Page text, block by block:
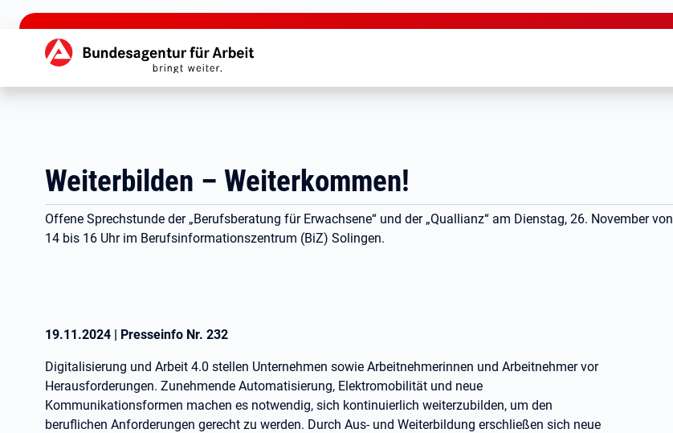
zu den Hauptinhalten springen
Hauptnavigation
Weiterbilden – Weiterkommen!
Offene Sprechstunde der „Berufsberatung für Erwachsene“ und der „Quallianz“ am Dienstag, 26. November von
14 bis 16 Uhr im Berufsinformationszentrum (BiZ) Solingen.
19.11.2024 | Presseinfo Nr. 232
Digitalisierung und Arbeit 4.0 stellen Unternehmen sowie Arbeitnehmerinnen und Arbeitnehmer vor
Herausforderungen. Zunehmende Automatisierung, Elektromobilität und neue
Kommunikationsformen machen es notwendig, sich kontinuierlich weiterzubilden, um den
beruflichen Anforderungen gerecht zu werden. Durch Aus- und Weiterbildung erschließen sich neue